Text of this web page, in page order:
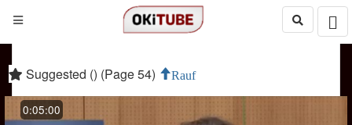
Suggested () (Page 54) Rauf
0:05:00